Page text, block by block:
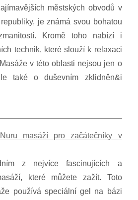
městských obvodů v
je známá svou bohatou
Kromě toho nabízí i
technik, které slouží k relaxaci
v této oblasti nejsou jen o
také o duševním zklidněn&i
masáží pro začátečníky v
z nejvíce fascinujících a
které můžete zažít. Toto
používá speciální gel na bázi